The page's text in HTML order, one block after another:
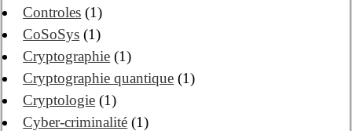
Controles (1)
CoSoSys (1)
Cryptographie (1)
Cryptographie quantique (1)
Cryptologie (1)
Cyber-criminalité (1)